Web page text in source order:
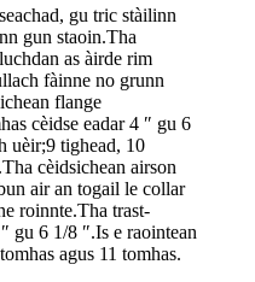
gu tric stàilinn
gun staoin.Tha
as àirde rim
fàinne no grunn
flange
cèidse eadar 4 ″ gu 6
uèir;9 tighead, 10
cèidsichean airson
air an togail le collar
roinnte.Tha trast-
gu 6 1/8 ″.Is e raointean
agus 11 tomhas.